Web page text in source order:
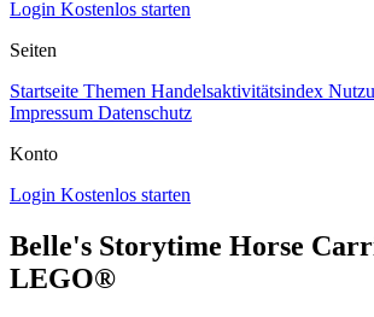
Login Kostenlos starten
Seiten
Startseite Themen Handelsaktivitätsindex
Impressum Datenschutz
Konto
Login Kostenlos starten
Belle's Storytime Horse
LEGO®